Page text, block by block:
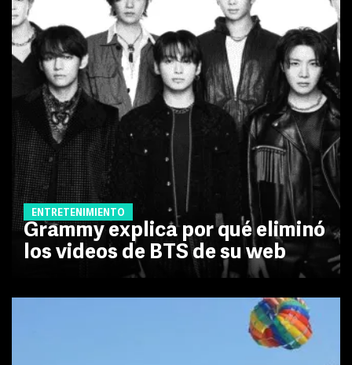
ENTRETENIMIENTO
Grammy explica por qué eliminó
los videos de BTS de su web